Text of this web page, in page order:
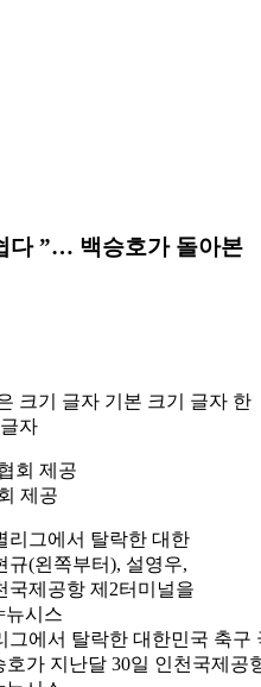
다 ”… 백승호가 돌아본
크기 글자 기본 크기 글자 한
자
제공
그에서 탈락한 대한민국 축구
가 지난달 30일 인천국제공